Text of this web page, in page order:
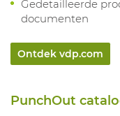
Gedetailleerde
documenten
Ontdek vdp.com
PunchOut